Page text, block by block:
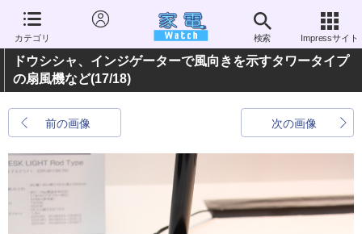
カテゴリ 検索 Impressサイト
ドウシシャ、インジゲーターで風向きを示すタワータイプ
の扇風機など(17/18)
前の画像 次の画像